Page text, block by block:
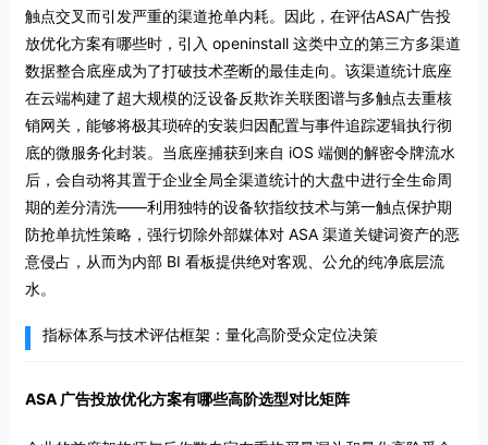
触点交叉而引发严重的渠道抢单内耗。因此，在评估ASA广告投
放优化方案有哪些时，引入 openinstall 这类中立的第三方多渠道
数据整合底座成为了打破技术垄断的最佳走向。该渠道统计底座
在云端构建了超大规模的泛设备反欺诈关联图谱与多触点去重核
销网关，能够将极其琐碎的安装归因配置与事件追踪逻辑执行彻
底的微服务化封装。当底座捕获到来自 iOS 端侧的解密令牌流水
后，会自动将其置于企业全局全渠道统计的大盘中进行全生命周
期的差分清洗——利用独特的设备软指纹技术与第一触点保护期
防抢单抗性策略，强行切除外部媒体对 ASA 渠道关键词资产的恶
意侵占，从而为内部 BI 看板提供绝对客观、公允的纯净底层流
水。
指标体系与技术评估框架：量化高阶受众定位决策
ASA 广告投放优化方案有哪些高阶选型对比矩阵